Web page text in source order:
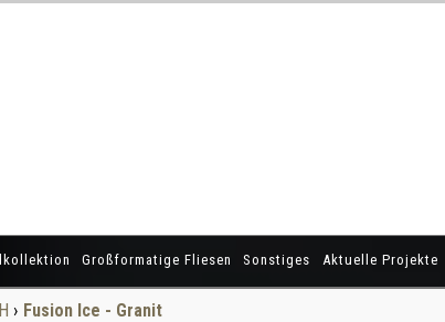
Großformatige Fliesen Sonstiges Aktuelle Projekte
› Fusion Ice - Granit